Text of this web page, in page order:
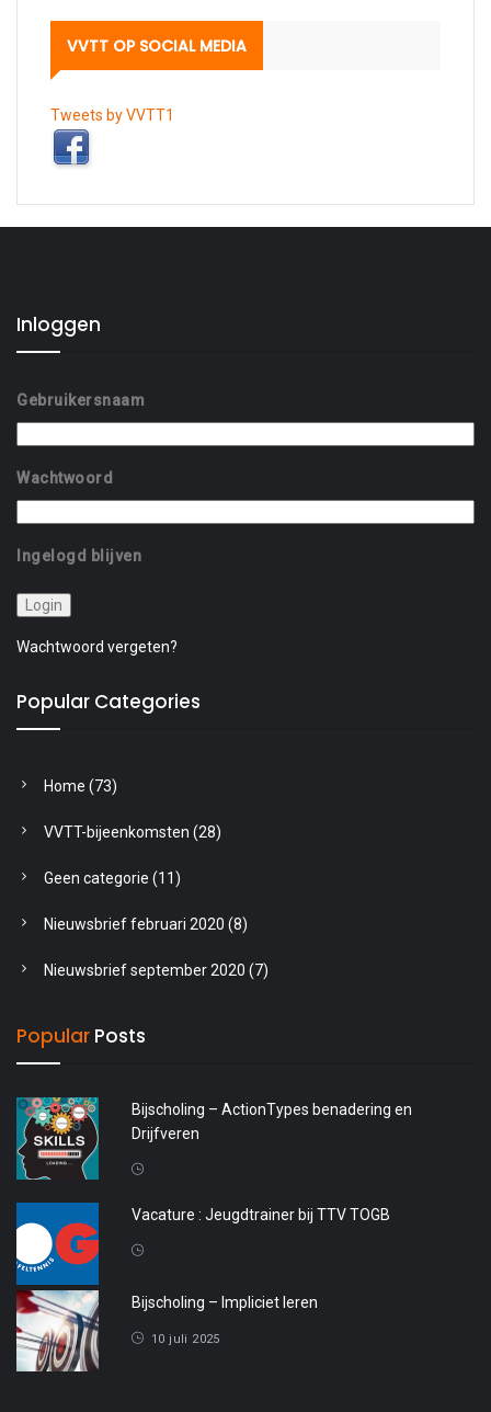
VVTT OP SOCIAL MEDIA
Tweets by VVTT1
Inloggen
Gebruikersnaam
Wachtwoord
Ingelogd blijven
Wachtwoord vergeten?
Popular Categories
Home (73)
VVTT-bijeenkomsten (28)
Geen categorie (11)
Nieuwsbrief februari 2020 (8)
Nieuwsbrief september 2020 (7)
Popular Posts
Bijscholing – ActionTypes benadering en
Drijfveren
Vacature : Jeugdtrainer bij TTV TOGB
Bijscholing – Impliciet leren
10 juli 2025